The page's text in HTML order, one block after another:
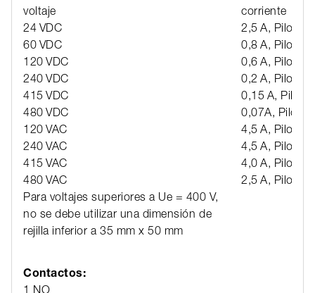
voltaje
corriente
24 VDC
2,5 A, Pilot
60 VDC
0,8 A, Pilot
120 VDC
0,6 A, Pilot
240 VDC
0,2 A, Pilot
415 VDC
0,15 A, Pilot
480 VDC
0,07A, Pilot
120 VAC
4,5 A, Pilot
240 VAC
4,5 A, Pilot
415 VAC
4,0 A, Pilot
480 VAC
2,5 A, Pilot
Para voltajes superiores a Ue = 400 V,
no se debe utilizar una dimensión de
rejilla inferior a 35 mm x 50 mm
Contactos:
1 NO